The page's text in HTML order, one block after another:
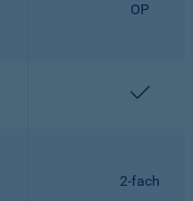
OP
2-fach